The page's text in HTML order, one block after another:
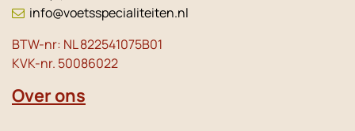
info@voetsspecialiteiten.nl
BTW-nr: NL 822541075B01
KVK-nr. 50086022
Over ons